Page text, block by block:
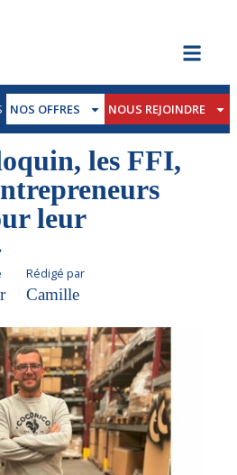
NOS OFFRES NOUS REJOINDRE
les FFI,
leur
Rédigé par
Camille